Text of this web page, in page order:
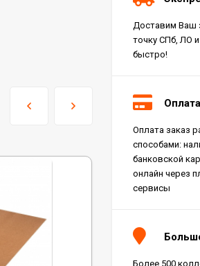
Доставим Ваш
точку СПб, ЛО
быстро!
Оплата заказ
способами:
банковской
онлайн через
сервисы
Более 500
Ret